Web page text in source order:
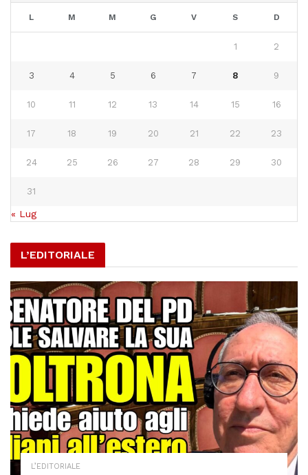
L M M G V S D
1 2
3 4 5 6 7 8 9
10 11 12 13 14 15 16
17 18 19 20 21 22 23
24 25 26 27 28 29 30
31
« Lug
L’EDITORIALE
L’EDITORIALE